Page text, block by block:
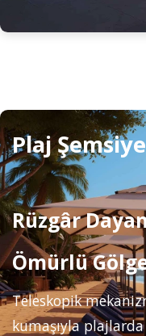
Plaj
Rüzgâr
Ömürlü
Teleskopik
kumaşıyla